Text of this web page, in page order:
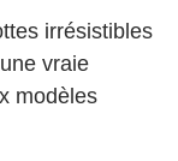
irrésistibles
vraie
modèles